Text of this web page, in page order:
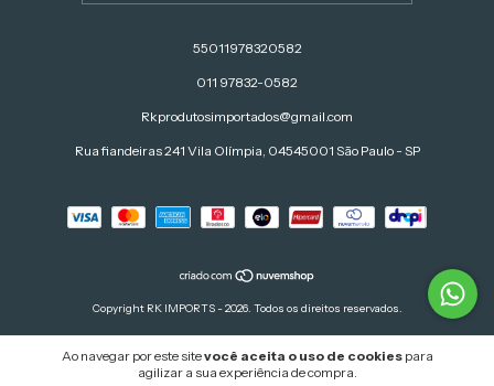
Ao navegar por este sitevocê aceita o uso de cookiespara
agilizar a sua experiência de compra.
55011978320582
011 97832-0582
Rkprodutosimportados@gmail.com
Rua fiandeiras 241 Vila Olímpia, 04545001 São Paulo - SP
Copyright RK IMPORTS - 2026. Todos os direitos reservados.